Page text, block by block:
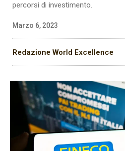
percorsi di investimento.
Marzo 6, 2023
Redazione World Excellence